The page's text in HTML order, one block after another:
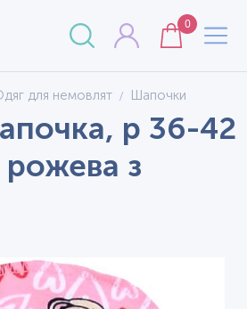
0
для немовлят Шапочки
р 36-42
рожева з